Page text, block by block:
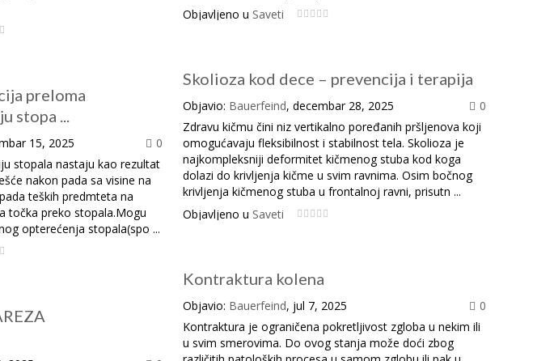
Objavljeno u Saveti
Skolioza kod dece – prevencija i terapija
Objavio: Bauerfeind, decembar 28, 2025
0
Zdravu kičmu čini niz vertikalno poređanih pršljenova koji
omogućavaju fleksibilnost i stabilnost tela. Skolioza je
najkompleksniji deformitet kičmenog stuba kod koga
dolazi do krivljenja kičme u svim ravnima. Osim bočnog
krivljenja kičmenog stuba u frontalnoj ravni, prisutn ...
Objavljeno u Saveti
preloma
stopa ...
15, 2025
0
stopala nastaju kao rezultat
nakon pada sa visine na
teških predmteta na
točka preko stopala.Mogu
opterećenja stopala(spo ...
Kontraktura kolena
Objavio: Bauerfeind, jul 7, 2025
0
Kontraktura je ograničena pokretljivost zgloba u nekim ili
u svim smerovima. Do ovog stanja može doći zbog